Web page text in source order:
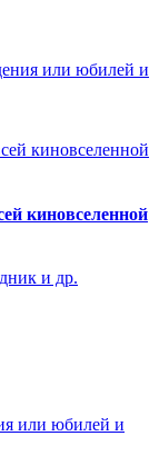
или юбилей и
киновселенной
и др.
или юбилей и